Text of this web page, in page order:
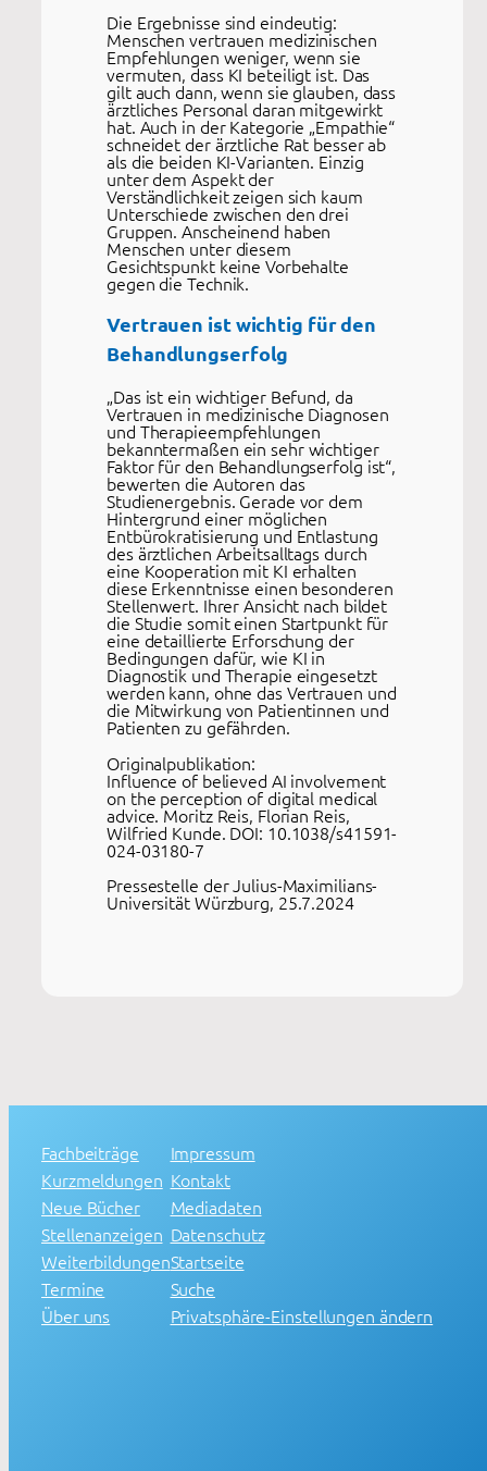
Die Ergebnisse sind eindeutig:
Menschen vertrauen medizinischen
Empfehlungen weniger, wenn sie
vermuten, dass KI beteiligt ist. Das
gilt auch dann, wenn sie glauben, dass
ärztliches Personal daran mitgewirkt
hat. Auch in der Kategorie „Empathie“
schneidet der ärztliche Rat besser ab
als die beiden KI-Varianten. Einzig
unter dem Aspekt der
Verständlichkeit zeigen sich kaum
Unterschiede zwischen den drei
Gruppen. Anscheinend haben
Menschen unter diesem
Gesichtspunkt keine Vorbehalte
gegen die Technik.
Vertrauen ist wichtig für den
Behandlungserfolg
„Das ist ein wichtiger Befund, da
Vertrauen in medizinische Diagnosen
und Therapieempfehlungen
bekanntermaßen ein sehr wichtiger
Faktor für den Behandlungserfolg ist“,
bewerten die Autoren das
Studienergebnis. Gerade vor dem
Hintergrund einer möglichen
Entbürokratisierung und Entlastung
des ärztlichen Arbeitsalltags durch
eine Kooperation mit KI erhalten
diese Erkenntnisse einen besonderen
Stellenwert. Ihrer Ansicht nach bildet
die Studie somit einen Startpunkt für
eine detaillierte Erforschung der
Bedingungen dafür, wie KI in
Diagnostik und Therapie eingesetzt
werden kann, ohne das Vertrauen und
die Mitwirkung von Patientinnen und
Patienten zu gefährden.
Originalpublikation:
Influence of believed AI involvement
on the perception of digital medical
advice. Moritz Reis, Florian Reis,
Wilfried Kunde. DOI: 10.1038/s41591-
024-03180-7
Pressestelle der Julius-Maximilians-
Universität Würzburg, 25.7.2024
Fachbeiträge
Kurzmeldungen
Neue Bücher
Stellenanzeigen
Weiterbildungen
Termine
Über uns
Impressum
Kontakt
Mediadaten
Datenschutz
Startseite
Suche
Privatsphäre-Einstellungen ändern